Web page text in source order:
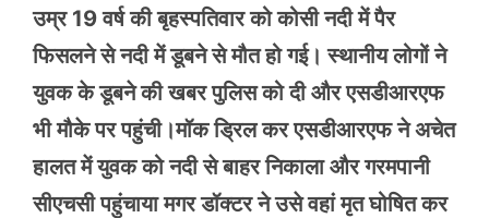
उम्र 19 वर्ष की बृहस्पतिवार को कोसी नदी में पैर
फिसलने से नदी में डूबने से मौत हो गई। स्थानीय लोगों ने
युवक के डूबने की खबर पुलिस को दी और एसडीआरएफ
भी मौके पर पहुंची।मॉक ड्रिल कर एसडीआरएफ ने अचेत
हालत में युवक को नदी से बाहर निकाला और गरमपानी
सीएचसी पहुंचाया मगर डॉक्टर ने उसे वहां मृत घोषित कर